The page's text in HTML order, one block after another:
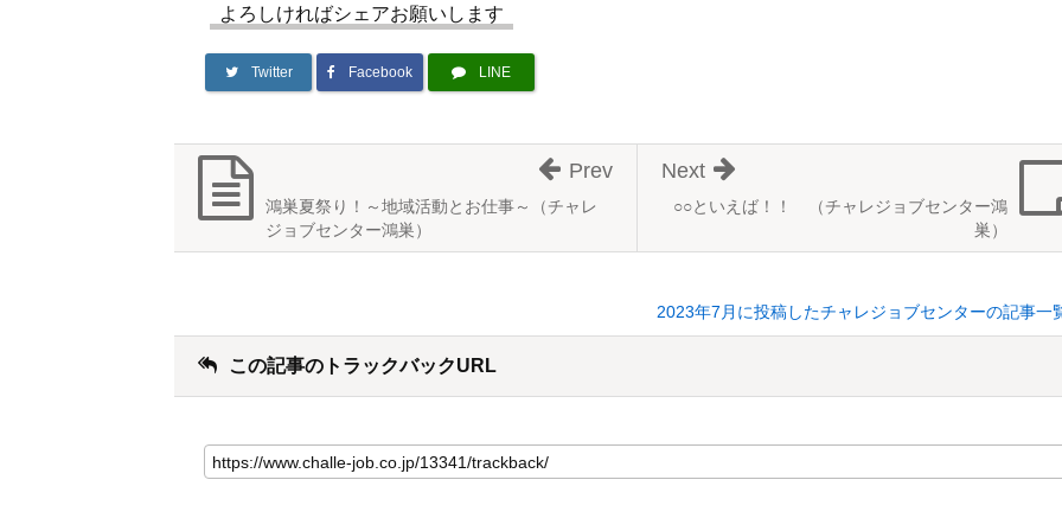
よろしければシェアお願いします
Twitter Facebook LINE
○○といえば！！ （チャレジョブセンター鴻
巣）
Next
鴻巣夏祭り！～地域活動とお仕事～（チャレ
ジョブセンター鴻巣）
Prev
2023年7月に投稿したチャレジョブセンターの記事一
この記事のトラックバックURL
の
記